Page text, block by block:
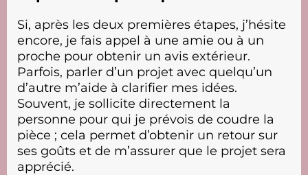
Si, après les deux premières étapes, j’hésite
encore, je fais appel à une amie ou à un
proche pour obtenir un avis extérieur.
Parfois, parler d’un projet avec quelqu’un
d’autre m’aide à clarifier mes idées.
Souvent, je sollicite directement la
personne pour qui je prévois de coudre la
pièce ; cela permet d’obtenir un retour sur
ses goûts et de m’assurer que le projet sera
apprécié.